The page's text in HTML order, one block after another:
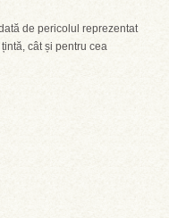
de pericolul reprezentat
cât și pentru cea